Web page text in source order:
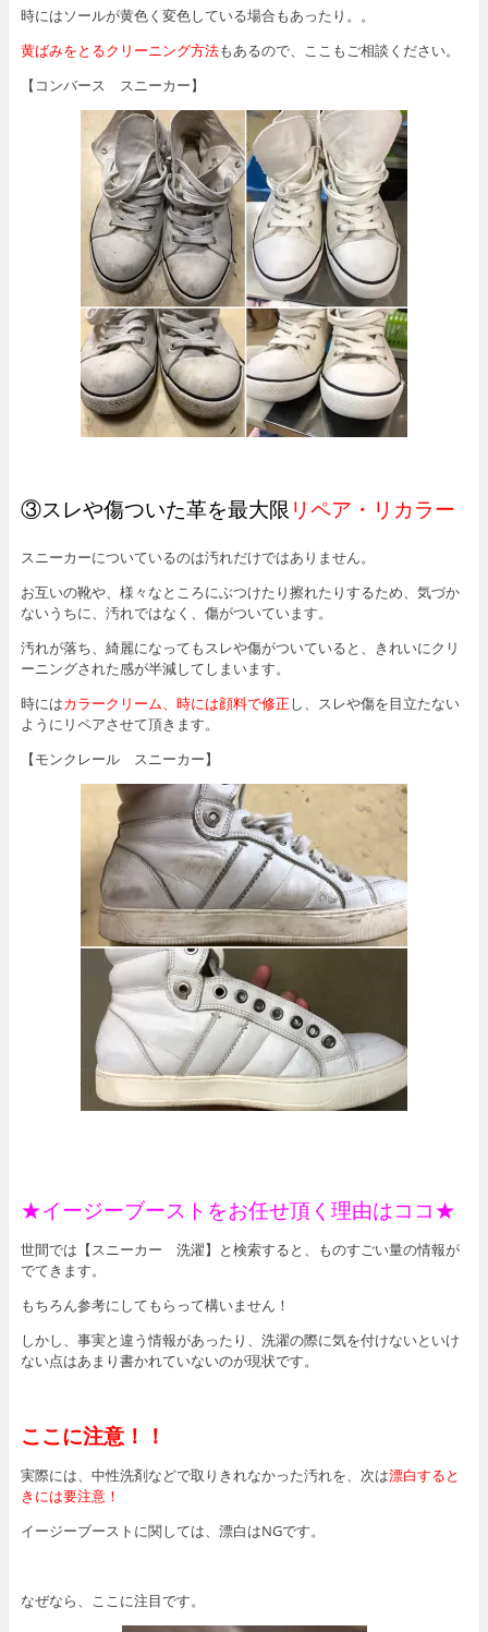
時にはソールが黄色く変色している場合もあったり。。
黄ばみをとるクリーニング方法もあるので、ここもご相談ください。
【コンバース スニーカー】
③スレや傷ついた革を最大限 リペア・リカラー
スニーカーについているのは汚れだけではありません。
お互いの靴や、様々なところにぶつけたり擦れたりするため、気づか
ないうちに、汚れではなく、傷がついています。
汚れが落ち、綺麗になってもスレや傷がついていると、きれいにクリ
ーニングされた感が半減してしまいます。
時にはカラークリーム、時には顔料で修正し、スレや傷を目立たない
ようにリペアさせて頂きます。
【モンクレール スニーカー】
★イージーブーストをお任せ頂く理由はココ★
世間では【スニーカー 洗濯】と検索すると、ものすごい量の情報が
でてきます。
もちろん参考にしてもらって構いません！
しかし、事実と違う情報があったり、洗濯の際に気を付けないといけ
ない点はあまり書かれていないのが現状です。
ここに注意！！
実際には、中性洗剤などで取りきれなかった汚れを、次は漂白すると
きには要注意！
イージーブーストに関しては、漂白はNGです。
なぜなら、ここに注目です。